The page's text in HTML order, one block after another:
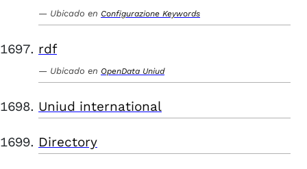
Ubicado en Configurazione Keywords
rdf
Ubicado en OpenData Uniud
Uniud international
Directory